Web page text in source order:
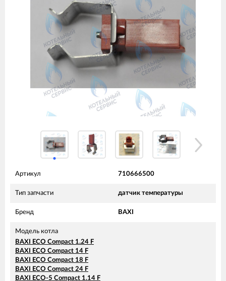
Артикул 710666500
Тип запчасти датчик температуры
Бренд BAXI
Модель котла
BAXI ECO Compact 1.24 F
BAXI ECO Compact 14 F
BAXI ECO Compact 18 F
BAXI ECO Compact 24 F
BAXI ECO-5 Compact 1.14 F